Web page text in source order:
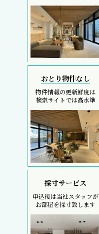
おとり物件なし
物件情報の更新鮮度は
検索サイトでは高水準
採寸サービス
申込後は当社スタッフが
お部屋を採寸致します